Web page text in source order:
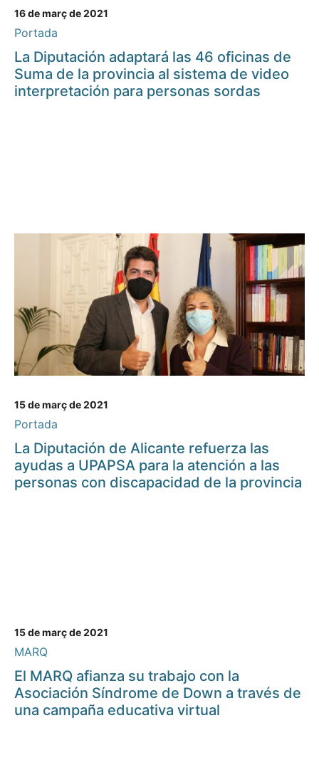
16 de març de 2021
Portada
La Diputación adaptará las 46 oficinas de
Suma de la provincia al sistema de video
interpretación para personas sordas
15 de març de 2021
Portada
La Diputación de Alicante refuerza las
ayudas a UPAPSA para la atención a las
personas con discapacidad de la provincia
15 de març de 2021
MARQ
El MARQ afianza su trabajo con la
Asociación Síndrome de Down a través de
una campaña educativa virtual